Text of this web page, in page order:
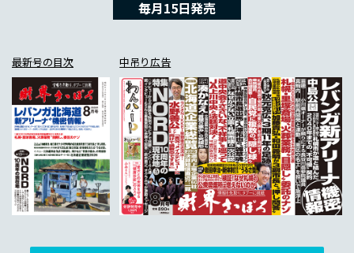
毎月15日発売
最新号の目次 中吊り広告